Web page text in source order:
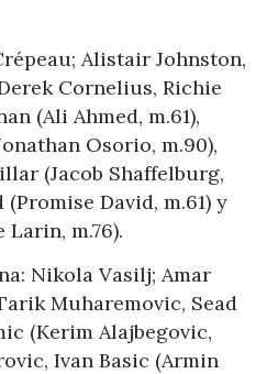
Alistair Johnston,
Cornelius, Richie
(Ali Ahmed, m.61),
Osorio, m.90),
(Jacob Shaffelburg,
(Promise David, m.61) y
m.76).
Nikola Vasilj; Amar
Muharemovic, Sead
(Kerim Alajbegovic,
Ivan Basic (Armin